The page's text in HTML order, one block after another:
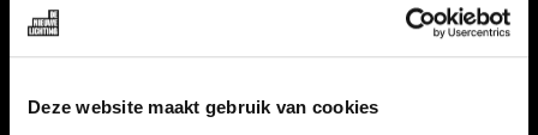
Deze website maakt gebruik van cookies
VACATURES